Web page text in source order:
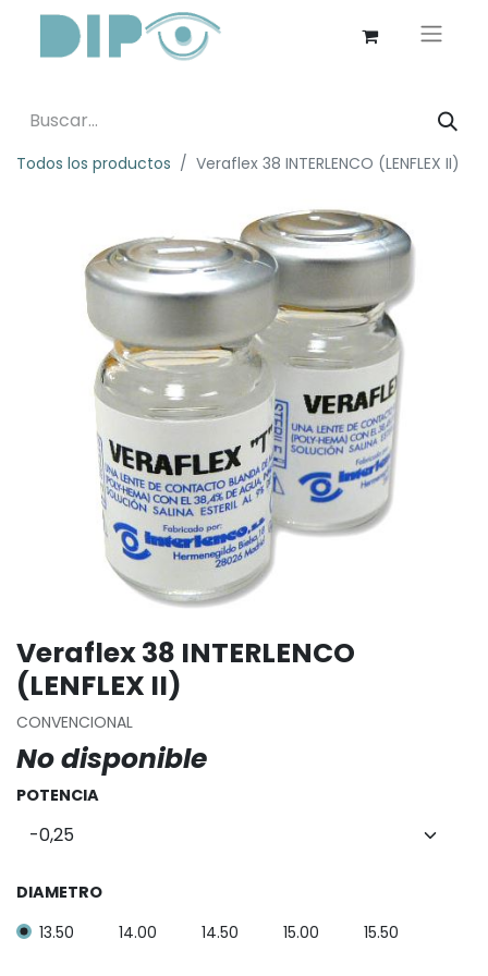
Todos los productos Veraflex 38 INTERLENCO (LENFLEX II)
Veraflex 38 INTERLENCO
(LENFLEX II)
CONVENCIONAL
No disponible
POTENCIA
DIAMETRO
13.50
14.00 14.50 15.00 15.50